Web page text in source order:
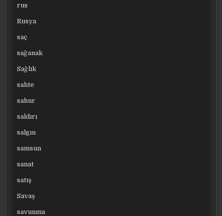
rus
Rusya
saç
sağanak
Sağlık
sahte
sahur
saldırı
salgın
samsun
sanat
satış
Savaş
savunma